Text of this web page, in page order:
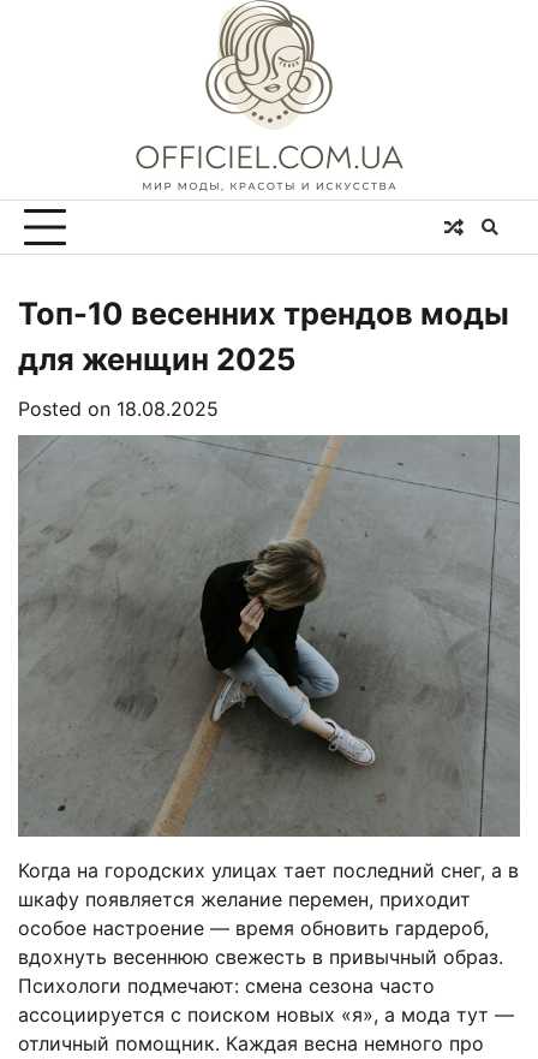
Топ-10 весенних трендов моды
для женщин 2025
Posted on 18.08.2025
Когда на городских улицах тает последний снег, а в
шкафу появляется желание перемен, приходит
особое настроение — время обновить гардероб,
вдохнуть весеннюю свежесть в привычный образ.
Психологи подмечают: смена сезона часто
ассоциируется с поиском новых «я», а мода тут —
отличный помощник. Каждая весна немного про